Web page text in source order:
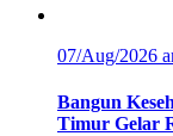
07/Aug/2026
Bangun
Timur Gelar